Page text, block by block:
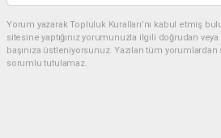
Yorum yazarak Topluluk Kuralları’nı kabul etmiş
sitesine yaptığınız yorumunuzla ilgili doğrudan
başınıza üstleniyorsunuz. Yazılan tüm
sorumlu tutulamaz.